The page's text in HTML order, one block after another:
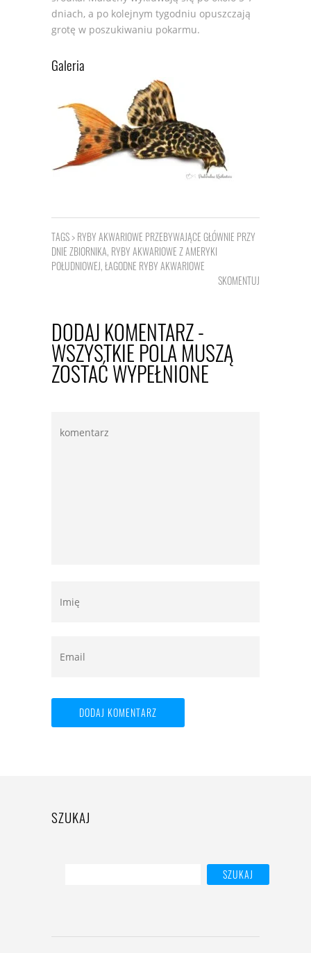
dniach, a po kolejnym tygodniu opuszczają
grotę w poszukiwaniu pokarmu.
Galeria
TAGS >RYBY AKWARIOWE PRZEBYWAJĄCE GŁÓWNIE PRZY
DNIE ZBIORNIKA, RYBY AKWARIOWE Z AMERYKI
POŁUDNIOWEJ,ŁAGODNE RYBY AKWARIOWE
SKOMENTUJ
DODAJ KOMENTARZ -
WSZYSTKIE POLA MUSZĄ
ZOSTAĆ WYPEŁNIONE
SZUKAJ